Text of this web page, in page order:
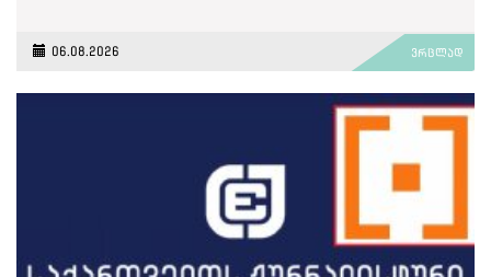
06.08.2026 ვრცლად